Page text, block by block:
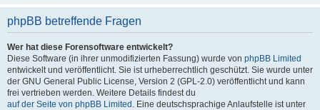
phpBB betreffende Fragen
Wer hat diese Forensoftware entwickelt?
Diese Software (in ihrer unmodifizierten Fassung) wurde von phpBB Limited
entwickelt und veröffentlicht. Sie ist urheberrechtlich geschützt. Sie wurde unter
der GNU General Public License, Version 2 (GPL-2.0) veröffentlicht und kann
frei vertrieben werden. Weitere Details findest du
auf der Seite von phpBB Limited . Eine deutschsprachige Anlaufstelle ist unter